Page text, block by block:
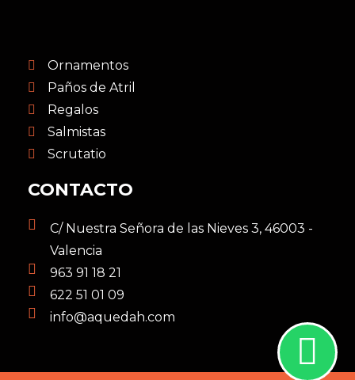
Ornamentos
Paños de Atril
Regalos
Salmistas
Scrutatio
CONTACTO
C/ Nuestra Señora de las Nieves 3, 46003 -
Valencia
963 91 18 21
622 51 01 09
info@aquedah.com